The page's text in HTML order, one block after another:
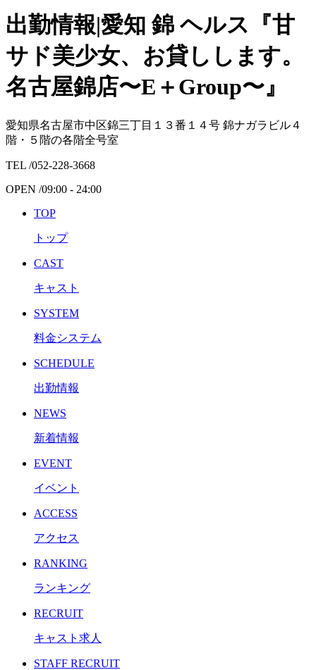
出勤情報|愛知 錦 ヘルス『甘
サド美少女、お貸しします。
名古屋錦店〜E＋Group〜』
愛知県名古屋市中区錦三丁目１３番１４号 錦ナガラビル４
階・５階の各階全号室
TEL /052-228-3668
OPEN /09:00 - 24:00
TOP
トップ
CAST
キャスト
SYSTEM
料金システム
SCHEDULE
出勤情報
NEWS
新着情報
EVENT
イベント
ACCESS
アクセス
RANKING
ランキング
RECRUIT
キャスト求人
STAFF RECRUIT